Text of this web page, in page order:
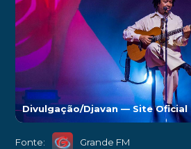
Divulgação/Djavan — Site Oficial
Fonte: Grande FM